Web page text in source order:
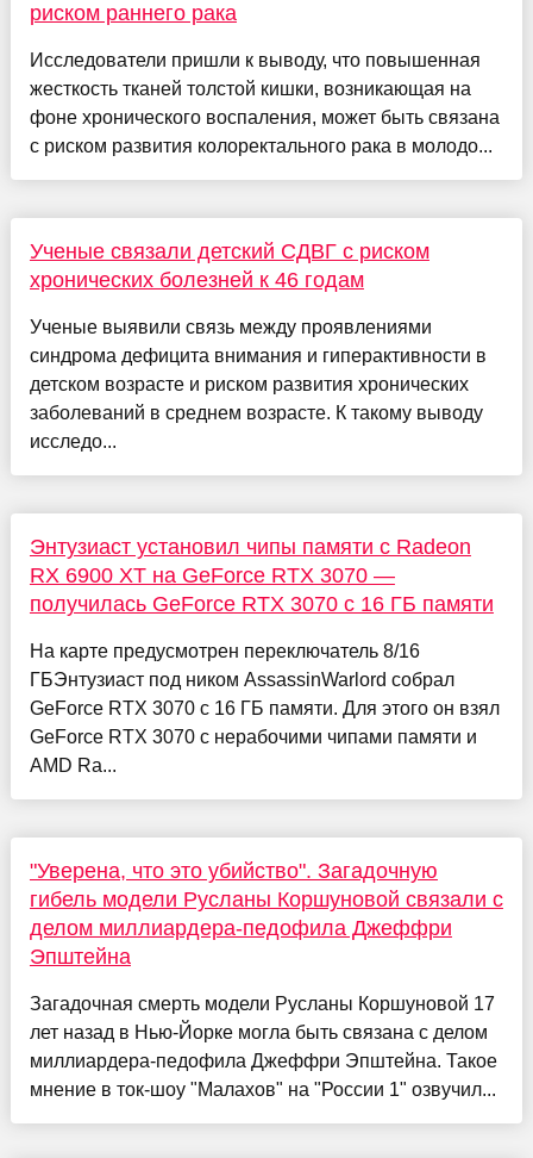
риском раннего рака
Исследователи пришли к выводу, что повышенная
жесткость тканей толстой кишки, возникающая на
фоне хронического воспаления, может быть связана
с риском развития колоректального рака в молодо...
Ученые связали детский СДВГ с риском
хронических болезней к 46 годам
Ученые выявили связь между проявлениями
синдрома дефицита внимания и гиперактивности в
детском возрасте и риском развития хронических
заболеваний в среднем возрасте. К такому выводу
исследо...
Энтузиаст установил чипы памяти с Radeon
RX 6900 XT на GeForce RTX 3070 —
получилась GeForce RTX 3070 с 16 ГБ памяти
На карте предусмотрен переключатель 8/16
ГБЭнтузиаст под ником AssassinWarlord собрал
GeForce RTX 3070 с 16 ГБ памяти. Для этого он взял
GeForce RTX 3070 с нерабочими чипами памяти и
AMD Ra...
"Уверена, что это убийство". Загадочную
гибель модели Русланы Коршуновой связали с
делом миллиардера-педофила Джеффри
Эпштейна
Загадочная смерть модели Русланы Коршуновой 17
лет назад в Нью-Йорке могла быть связана с делом
миллиардера-педофила Джеффри Эпштейна. Такое
мнение в ток-шоу "Малахов" на "России 1" озвучил...